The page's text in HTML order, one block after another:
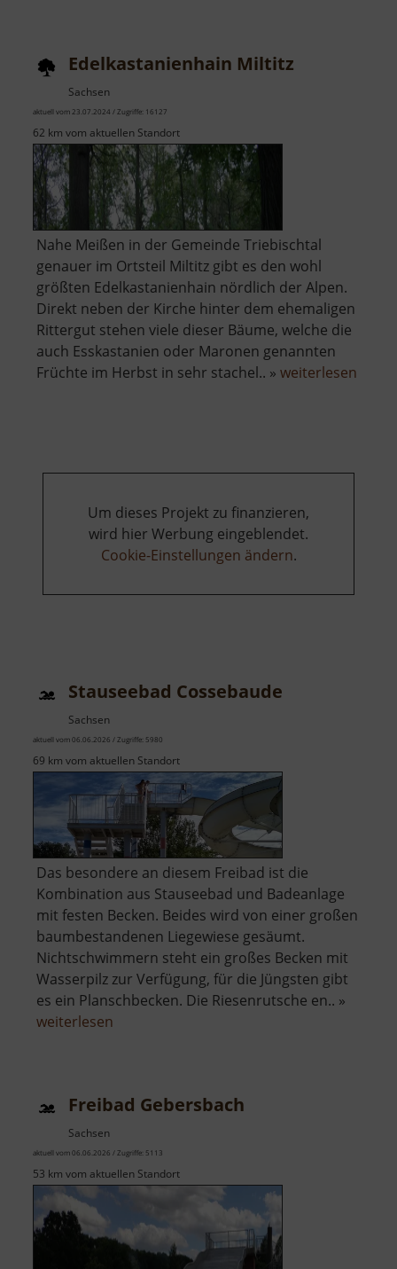
Edelkastanienhain Miltitz
Sachsen
aktuell vom 23.07.2024 / Zugriffe: 16127
62 km vom aktuellen Standort
Nahe Meißen in der Gemeinde Triebischtal
genauer im Ortsteil Miltitz gibt es den wohl
größten Edelkastanienhain nördlich der Alpen.
Direkt neben der Kirche hinter dem ehemaligen
Rittergut stehen viele dieser Bäume, welche die
auch Esskastanien oder Maronen genannten
Früchte im Herbst in sehr stachel.. » weiterlesen
Um dieses Projekt zu finanzieren,
wird hier Werbung eingeblendet.
Cookie-Einstellungen ändern.
Stauseebad Cossebaude
Sachsen
aktuell vom 06.06.2026 / Zugriffe: 5980
69 km vom aktuellen Standort
Das besondere an diesem Freibad ist die
Kombination aus Stauseebad und Badeanlage
mit festen Becken. Beides wird von einer großen
baumbestandenen Liegewiese gesäumt.
Nichtschwimmern steht ein großes Becken mit
Wasserpilz zur Verfügung, für die Jüngsten gibt
es ein Planschbecken. Die Riesenrutsche en.. »
weiterlesen
Freibad Gebersbach
Sachsen
aktuell vom 06.06.2026 / Zugriffe: 5113
53 km vom aktuellen Standort